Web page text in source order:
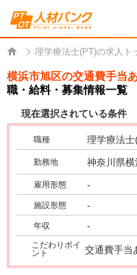
理学療法士(PT)の求人ト
横浜市旭区の交通費手当
職・給料・募集情報一覧
現在選択されている条件
職種 理学療法士
勤務地 神奈川県
雇用形態 -
施設形態 -
年収 -
こだわりポイ
ント
交通費手当